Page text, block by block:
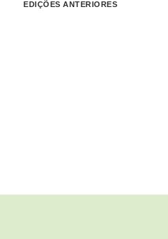
EDIÇÕES ANTERIORES